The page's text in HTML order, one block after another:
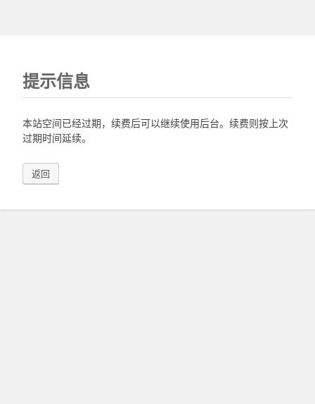
提示信息
本站空间已经过期，续费后可以继续使用后台。续费则按上次
过期时间延续。
返回